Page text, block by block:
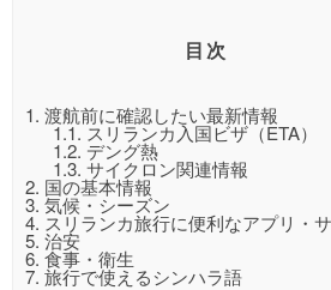
目次
1. 渡航前に確認したい最新情報
1.1.スリランカ入国ビザ（ETA）
1.2. デング熱
1.3. サイクロン関連情報
2. 国の基本情報
3. 気候・シーズン
4. スリランカ旅行に便利なアプリ・
5. 治安
6. 食事・衛生
7. 旅行で使えるシンハラ語